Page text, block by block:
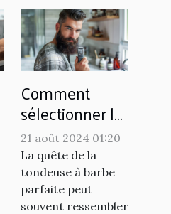
Comment
sélectionner la
tondeuse à
barbe idéale
pour vos
besoins
21 août 2024 01:20
La quête de la
tondeuse à barbe
parfaite peut
souvent ressembler